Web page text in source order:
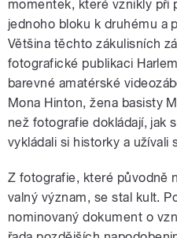
momentek, které vznikly při
jednoho bloku k druhému a
Většina těchto zákulisních
fotografické publikaci
barevné amatérské
Mona Hinton, žena basisty
než fotografie dokládají, jak
vykládali si historky a užívali
Z fotografie, které původně
valný význam, se stal kult.
nominovaný dokument o